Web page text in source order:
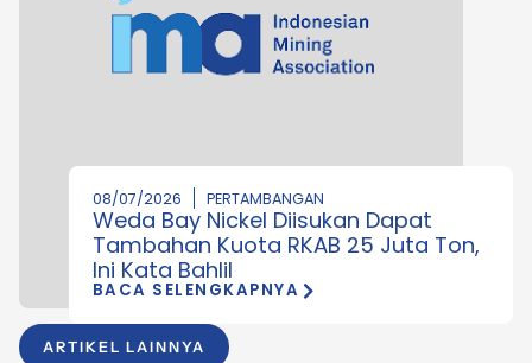
ARTIKEL LAINNYA
08/07/2026 PERTAMBANGAN
Weda Bay Nickel Diisukan Dapat
Tambahan Kuota RKAB 25 Juta Ton,
Ini Kata Bahlil
BACA SELENGKAPNYA